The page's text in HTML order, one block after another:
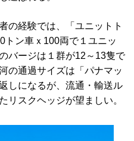
の経験では、「ユニットト
トン車ｘ100両で１ユニッ
バージは１群が12～13隻で
の通過サイズは「パナマッ
しになるが、流通・輸送ル
リスクヘッジが望ましい。